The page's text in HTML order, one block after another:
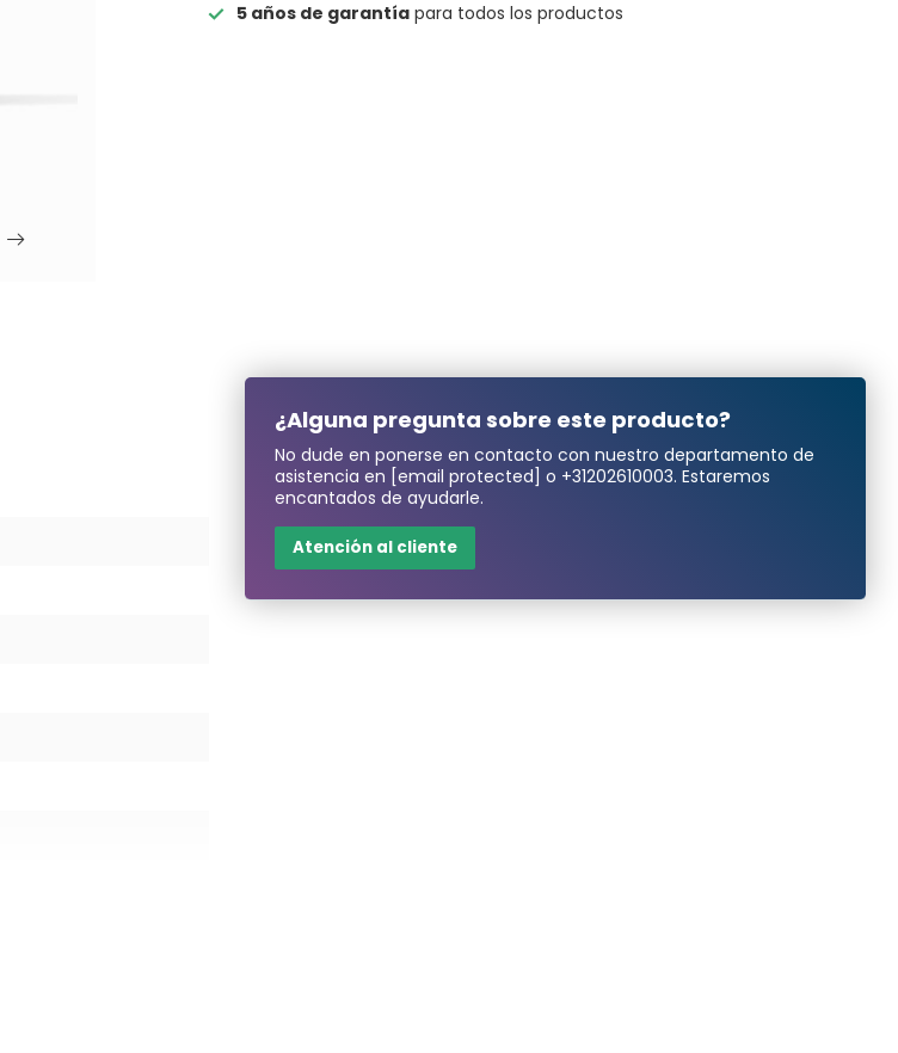
5 años de garantía para todos los productos
¿Alguna pregunta sobre este producto?
No dude en ponerse en contacto con nuestro departamento de
asistencia en [email protected] o +31202610003. Estaremos
encantados de ayudarle.
Atención al cliente